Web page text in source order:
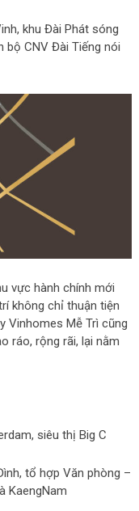
khu Đài Phát sóng
bộ CNV Đài Tiếng nói
vực hành chính mới
không chỉ thuận tiện
Vinhomes Mễ Trì cũng
ráo, rộng rãi, lại nằm
siêu thị Big C
tổ hợp Văn phòng –
KaengNam